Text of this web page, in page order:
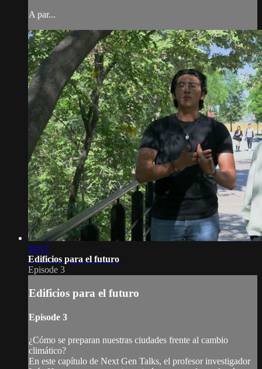
A par...
10:17
Edificios para el futuro
Episode 3
Edificios para el futuro
Episode 3
¿Cómo se preparan nuestras ciudades frente al cambio
climático?
En este capítulo de Next Gen Talks, el profesor investigador